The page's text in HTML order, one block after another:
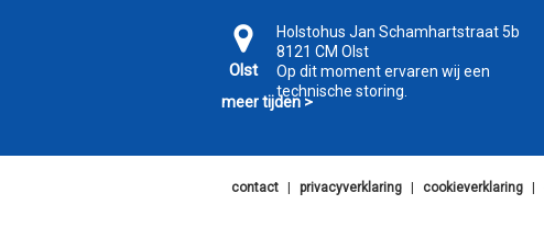
Olst
Holstohus Jan Schamhartstraat 5b
8121 CM Olst
Op dit moment ervaren wij een
technische storing.
meer tijden >
contact privacyverklaring cookieverklaring